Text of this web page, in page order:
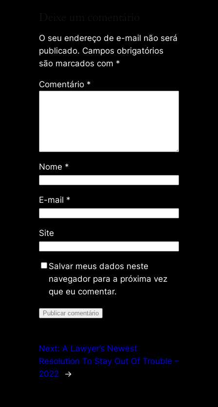
O seu endereço de e-mail não será
publicado. Campos obrigatórios
são marcados com *
Comentário *
Nome *
E-mail *
Site
Salvar meus dados neste
navegador para a próxima vez
que eu comentar.
Next: A Lawyer’s Newest
Resolution To Stay Out Of Trouble –
2022
→